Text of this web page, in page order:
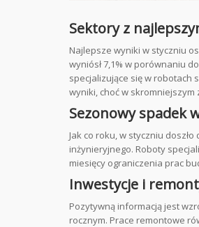
Sektory z
Najlepsze wyniki w styczniu
wyniósł 7,1% w porównaniu
specjalizujące się w robotach
wyniki, choć w skromniejszym
Sezonowy spadek
Jak co roku, w styczniu
inżynieryjnego. Roboty
miesięcy ograniczenia prac
Inwestycje i
Pozytywną informacją jest
rocznym. Prace remontowe